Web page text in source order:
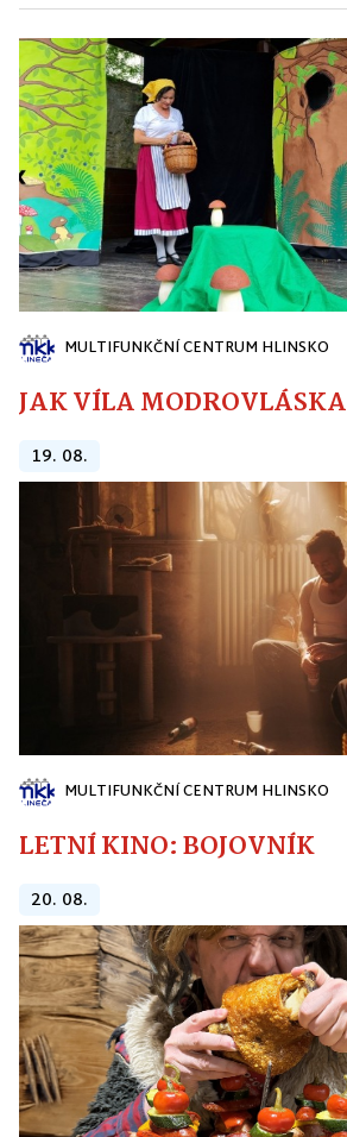
MULTIFUNKČNÍ CENTRUM HLINSKO
JAK VÍLA
19. 08.
MULTIFUNKČNÍ CENTRUM HLINSKO
LETNÍ KINO: BOJOVNÍK
20. 08.